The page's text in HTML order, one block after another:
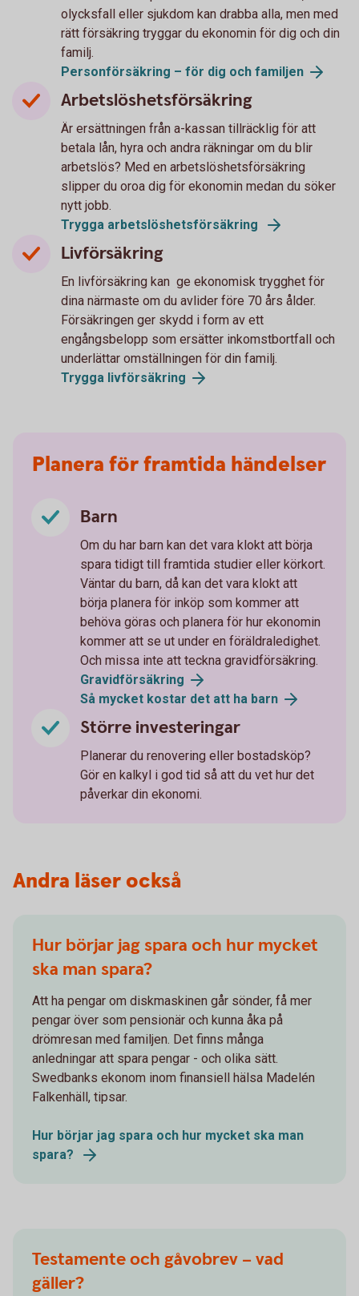
olycksfall eller sjukdom kan drabba alla, men med
rätt försäkring tryggar du ekonomin för dig och din
familj.
Personförsäkring – för dig och familjen
Arbetslöshetsförsäkring
Är ersättningen från a-kassan tillräcklig för att
betala lån, hyra och andra räkningar om du blir
arbetslös? Med en arbetslöshetsförsäkring
slipper du oroa dig för ekonomin medan du söker
nytt jobb.
Trygga arbetslöshets­försäkring
Livförsäkring
En livförsäkring kan ge ekonomisk trygghet för
dina närmaste om du avlider före 70 års ålder.
Försäkringen ger skydd i form av ett
engångsbelopp som ersätter inkomstbortfall och
underlättar omställningen för din familj.
Trygga livförsäkring
Planera för framtida händelser
Barn
Om du har barn kan det vara klokt att börja
spara tidigt till framtida studier eller körkort.
Väntar du barn, då kan det vara klokt att
börja planera för inköp som kommer att
behöva göras och planera för hur ekonomin
kommer att se ut under en föräldraledighet.
Och missa inte att teckna gravidförsäkring.
Gravid­försäkring
Så mycket kostar det att ha barn
Större investeringar
Planerar du renovering eller bostadsköp?
Gör en kalkyl i god tid så att du vet hur det
påverkar din ekonomi.
Andra läser också
Hur börjar jag spara och hur mycket
ska man spara?
Att ha pengar om diskmaskinen går sönder, få mer
pengar över som pensionär och kunna åka på
drömresan med familjen. Det finns många
anledningar att spara pengar - och olika sätt.
Swedbanks ekonom inom finansiell hälsa Madelén
Falkenhäll, tipsar.
Hur börjar jag spara och hur mycket ska man
spara?
Testamente och gåvobrev – vad
gäller?